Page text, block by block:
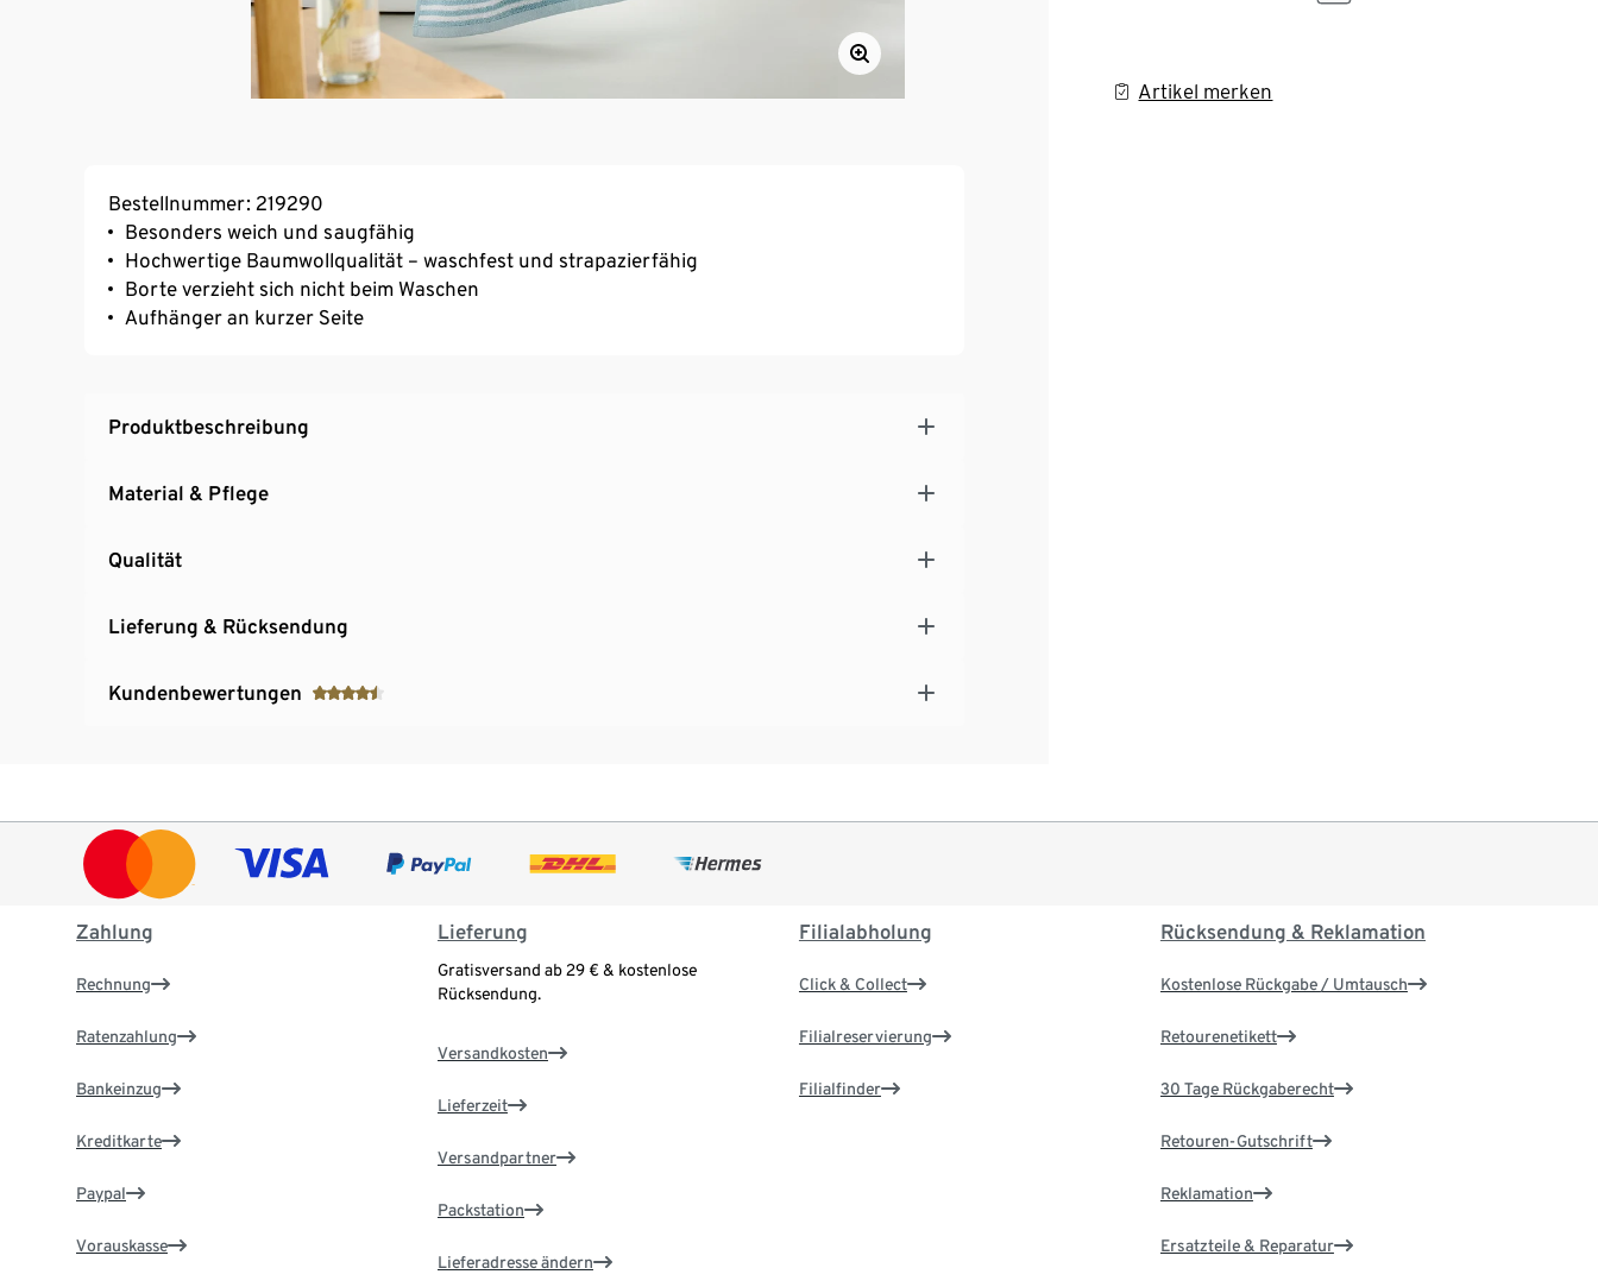
Artikel merken
Bestellnummer: 219290
Besonders weich und saugfähig
Hochwertige Baumwollqualität – waschfest und strapazierfähig
Borte verzieht sich nicht beim Waschen
Aufhänger an kurzer Seite
Produktbeschreibung
Material & Pflege
Qualität
Lieferung & Rücksendung
Kundenbewertungen
Zahlung
Rechnung
Ratenzahlung
Bankeinzug
Kreditkarte
Paypal
Vorauskasse
Lieferung
Gratisversand ab 29 € & kostenlose
Rücksendung.
Versandkosten
Lieferzeit
Versandpartner
Packstation
Lieferadresse ändern
Filialabholung
Click & Collect
Filialreservierung
Filialfinder
Rücksendung & Reklamation
Kostenlose Rückgabe / Umtausch
Retourenetikett
30 Tage Rückgaberecht
Retouren-Gutschrift
Reklamation
Ersatzteile & Reparatur